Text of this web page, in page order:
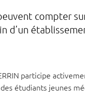
compter
d’un
participe
étudiants jeunes